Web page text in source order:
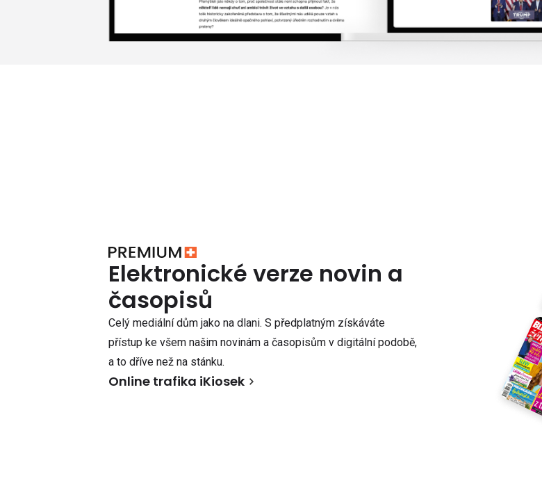
Elektronické verze novin a
časopisů
Celý mediální dům jako na dlani. S předplatným získáváte
přístup ke všem našim novinám a časopisům v digitální podobě,
a to dříve než na stánku.
Online trafika iKiosek